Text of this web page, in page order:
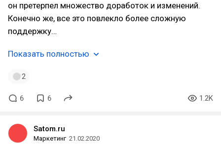
он претерпел множество доработок и изменений.
Конечно же, все это повлекло более сложную
поддержку…
Показать полностью
2
6 6 1.2K
Satom.ru
Маркетинг 21.02.2020